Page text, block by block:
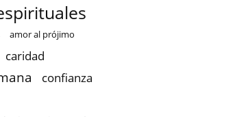
amor al prójimo
caridad
confianza